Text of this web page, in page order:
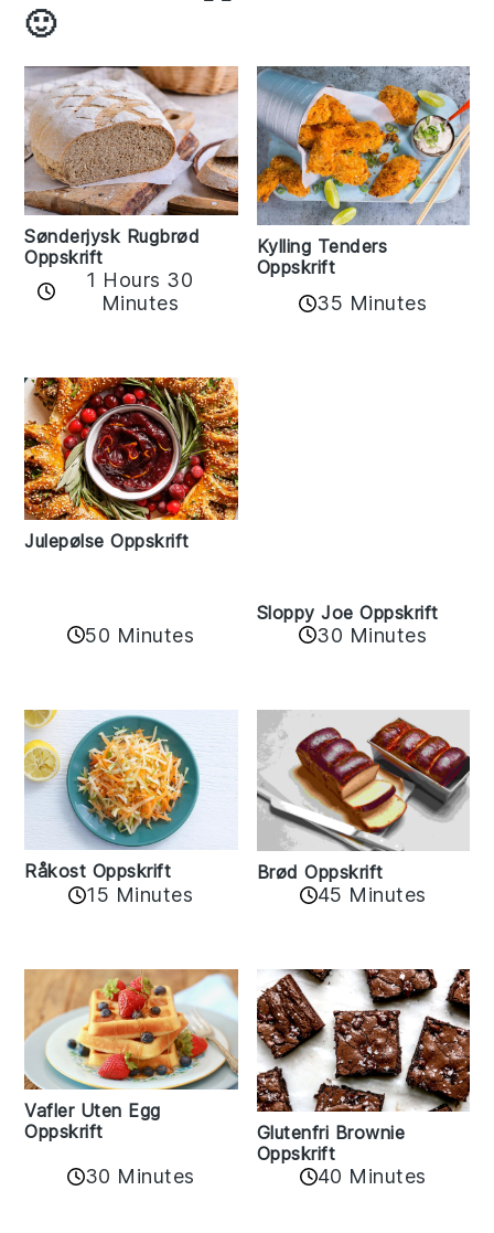
🙂
Sønderjysk Rugbrød
Oppskrift
1 Hours 30
Minutes
Kylling Tenders
Oppskrift
35 Minutes
Julepølse Oppskrift
50 Minutes
Sloppy Joe Oppskrift
30 Minutes
Råkost Oppskrift
15 Minutes
Brød Oppskrift
45 Minutes
Vafler Uten Egg
Oppskrift
30 Minutes
Glutenfri Brownie
Oppskrift
40 Minutes